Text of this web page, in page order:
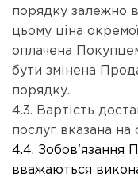
порядку залежно
цьому ціна
оплачена
бути змінена
порядку.
4.3. Вартість
послуг вказана на
4.4. Зобов'язання
вважаються